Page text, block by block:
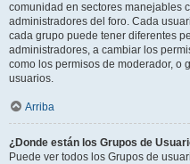
comunidad en sectores manejables
administradores del foro. Cada
cada grupo puede tener diferentes
administradores, a cambiar los
como los permisos de moderador, o
usuarios.
Arriba
¿Donde están los Grupos de
Puede ver todos los Grupos de